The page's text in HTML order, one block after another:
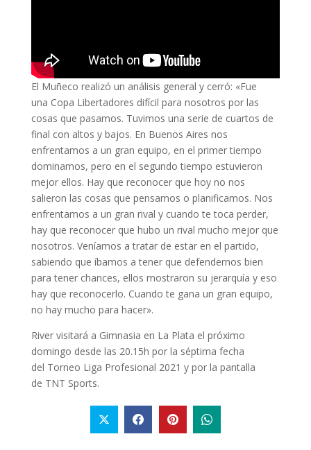
El Muñeco realizó un análisis general y cerró: «Fue
una Copa Libertadores difícil para nosotros por las
cosas que pasamos. Tuvimos una serie de cuartos de
final con altos y bajos. En Buenos Aires nos
enfrentamos a un gran equipo, en el primer tiempo
dominamos, pero en el segundo tiempo estuvieron
mejor ellos. Hay que reconocer que hoy no nos
salieron las cosas que pensamos o planificamos. Nos
enfrentamos a un gran rival y cuando te toca perder,
hay que reconocer que hubo un rival mucho mejor que
nosotros. Veníamos a tratar de estar en el partido,
sabiendo que íbamos a tener que defendernos bien
para tener chances, ellos mostraron su jerarquía y eso
hay que reconocerlo. Cuando te gana un gran equipo,
no hay mucho para hacer».
River visitará a Gimnasia en La Plata el próximo
domingo desde las 20.15h por la séptima fecha
del Torneo Liga Profesional 2021 y por la pantalla
de TNT Sports.